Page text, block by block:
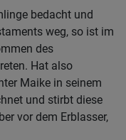
bedacht und
weg, so ist im
des
Hat also
Maike in seinem
und stirbt diese
vor dem Erblasser,